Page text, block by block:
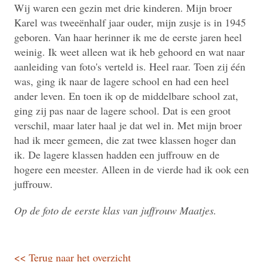
Wij waren een gezin met drie kinderen. Mijn broer
Karel was tweeënhalf jaar ouder, mijn zusje is in 1945
geboren. Van haar herinner ik me de eerste jaren heel
weinig. Ik weet alleen wat ik heb gehoord en wat naar
aanleiding van foto's verteld is. Heel raar. Toen zij één
was, ging ik naar de lagere school en had een heel
ander leven. En toen ik op de middelbare school zat,
ging zij pas naar de lagere school. Dat is een groot
verschil, maar later haal je dat wel in. Met mijn broer
had ik meer gemeen, die zat twee klassen hoger dan
ik. De lagere klassen hadden een juffrouw en de
hogere een meester. Alleen in de vierde had ik ook een
juffrouw.
Op de foto de eerste klas van juffrouw Maatjes.
<< Terug naar het overzicht